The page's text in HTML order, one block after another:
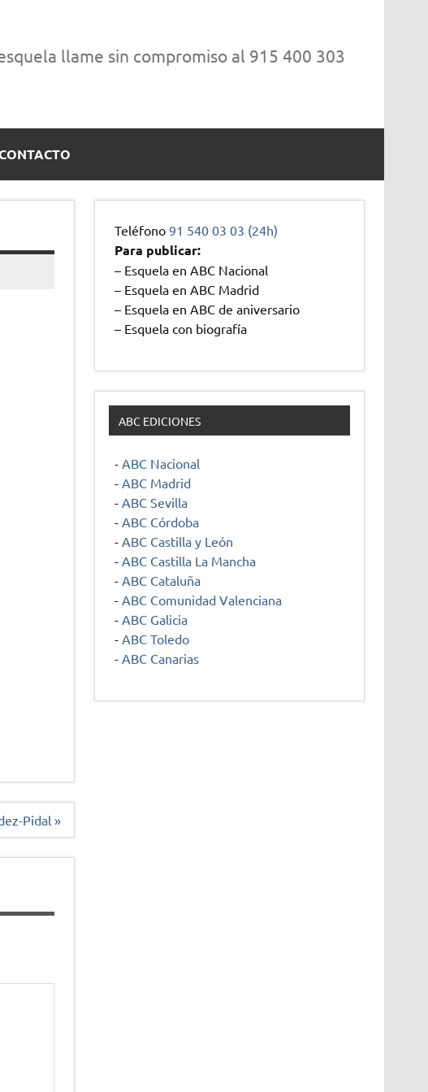
llame sin compromiso al 915 400 303
Pidal »
Teléfono91 540 03 03 (24h)
Para publicar:
– Esquela en ABC Nacional
– Esquela en ABC Madrid
– Esquela en ABC de aniversario
– Esquela con biografía
ABC EDICIONES
- ABC Nacional
- ABC Madrid
- ABC Sevilla
- ABC Córdoba
- ABC Castilla y León
- ABC Castilla La Mancha
- ABC Cataluña
- ABC Comunidad Valenciana
- ABC Galicia
- ABC Toledo
- ABC Canarias